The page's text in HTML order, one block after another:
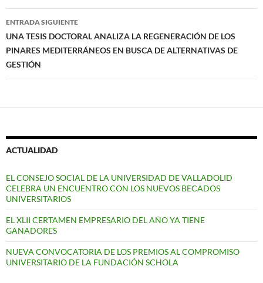
ENTRADA SIGUIENTE
UNA TESIS DOCTORAL ANALIZA LA REGENERACIÓN DE LOS
PINARES MEDITERRÁNEOS EN BUSCA DE ALTERNATIVAS DE
GESTIÓN
ACTUALIDAD
EL CONSEJO SOCIAL DE LA UNIVERSIDAD DE VALLADOLID
CELEBRA UN ENCUENTRO CON LOS NUEVOS BECADOS
UNIVERSITARIOS
EL XLII CERTAMEN EMPRESARIO DEL AÑO YA TIENE
GANADORES
NUEVA CONVOCATORIA DE LOS PREMIOS AL COMPROMISO
UNIVERSITARIO DE LA FUNDACIÓN SCHOLA